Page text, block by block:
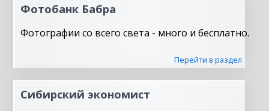
Фотобанк Бабра
Фотографии со всего света - много и бесплатно.
Перейти в раздел
Сибирский экономист